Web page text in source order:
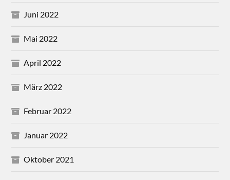
Juni 2022
Mai 2022
April 2022
März 2022
Februar 2022
Januar 2022
Oktober 2021